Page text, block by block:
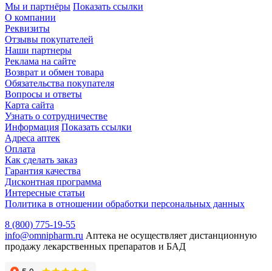
Мы и партнёры Показать ссылки
О компании
Реквизиты
Отзывы покупателей
Наши партнеры
Реклама на сайте
Возврат и обмен товара
Обязательства покупателя
Вопросы и ответы
Карта сайта
Узнать о сотрудничестве
Информация Показать ссылки
Адреса аптек
Оплата
Как сделать заказ
Гарантия качества
Дисконтная программа
Интересные статьи
Политика в отношении обработки персональных данных
8 (800) 775-19-55
info@omnipharm.ru Аптека не осуществляет дистанционную
продажу лекарственных препаратов и БАД